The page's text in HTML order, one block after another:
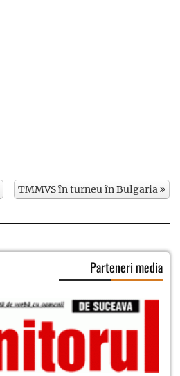
TMMVS în turneu în Bulgaria
Parteneri media